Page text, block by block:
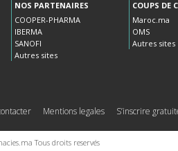
NOS PARTENAIRES
COOPER-PHARMA
IBERMA
SANOFI
Autres sites
COUPS DE
Maroc.ma
OMS
Autres sites
Mentions legales S’inscrire
Tous droits reservés